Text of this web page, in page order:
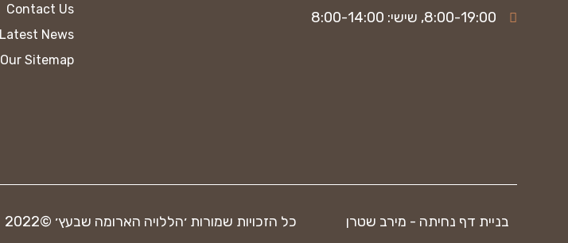
8:00-19:00, שישי: 8:00-14:00
Contact Us
Latest News
Our Sitemap
בניית דף נחיתה - מירב שטרן כל הזכויות שמורות ׳הללויה הארומה שבעץ׳ ©2022